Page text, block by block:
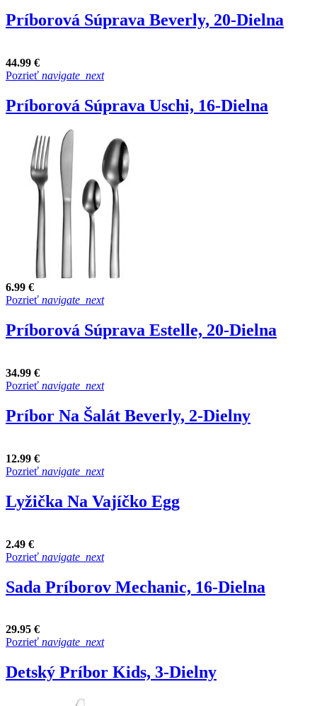
Príborová Súprava Beverly, 20-Dielna
44.99 €
Pozrieť navigate_next
Príborová Súprava Uschi, 16-Dielna
6.99 €
Pozrieť navigate_next
Príborová Súprava Estelle, 20-Dielna
34.99 €
Pozrieť navigate_next
Príbor Na Šalát Beverly, 2-Dielny
12.99 €
Pozrieť navigate_next
Lyžička Na Vajíčko Egg
2.49 €
Pozrieť navigate_next
Sada Príborov Mechanic, 16-Dielna
29.95 €
Pozrieť navigate_next
Detský Príbor Kids, 3-Dielny